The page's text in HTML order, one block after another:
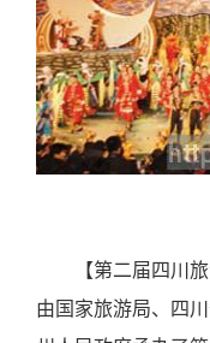
【第二届四川
由国家旅游局、四